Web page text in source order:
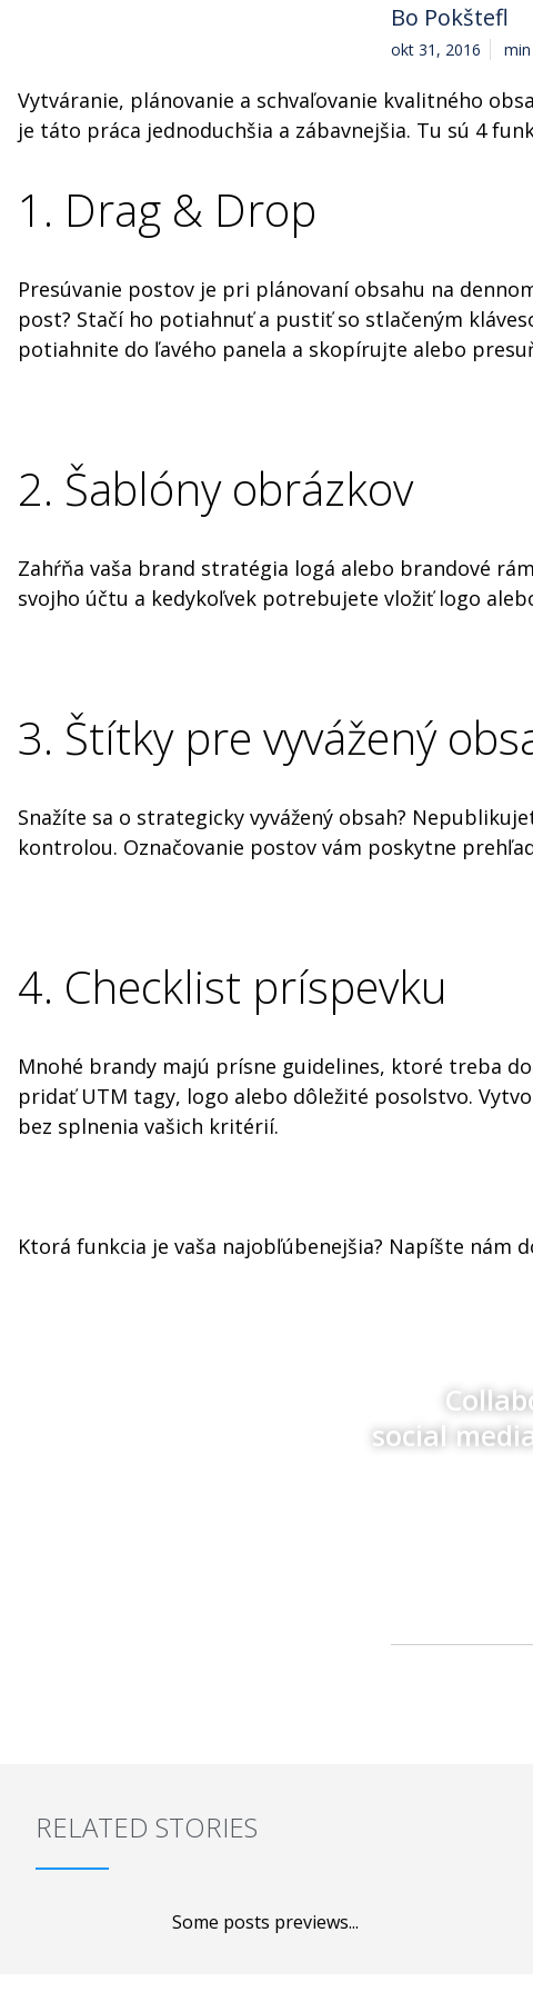
Bo Pokštefl
okt 31, 2016
Vytváranie, plánovanie a schvaľovanie kvalitného
je táto práca jednoduchšia a zábavnejšia. Tu sú 4
1. Drag & Drop
Presúvanie postov je pri plánovaní obsahu na
post? Stačí ho potiahnuť a pustiť so stlačeným
potiahnite do ľavého panela a skopírujte alebo
2. Šablóny obrázkov
Zahŕňa vaša brand stratégia logá alebo brandové
svojho účtu a kedykoľvek potrebujete vložiť logo
3. Štítky pre vyvážený
Snažíte sa o strategicky vyvážený obsah?
kontrolou. Označovanie postov vám poskytne
4. Checklist príspevku
Mnohé brandy majú prísne guidelines, ktoré treba
pridať UTM tagy, logo alebo dôležité posolstvo.
bez splnenia vašich kritérií.
Ktorá funkcia je vaša najobľúbenejšia? Napíšte nám
social
RELATED STORIES
Some posts previews...